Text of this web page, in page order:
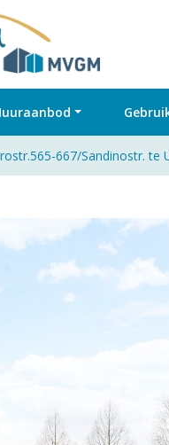
667/Sandinostr. te